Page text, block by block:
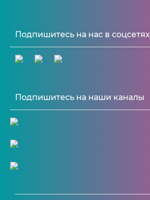
Подпишитесь на нас в соцсетях
Подпишитесь на наши каналы